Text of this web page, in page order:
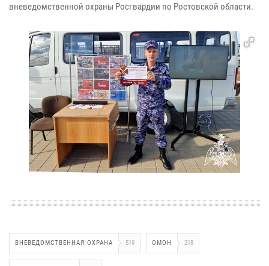
вневедомственной охраны Росгвардии по Ростовской области.
ВНЕВЕДОМСТВЕННАЯ ОХРАНА 519 ОМОН 218